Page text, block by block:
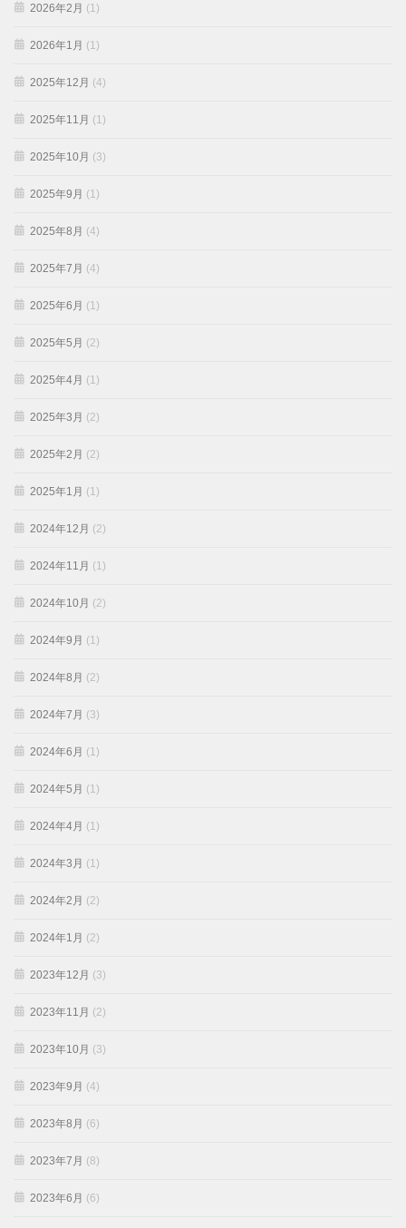
2026年2月 (1)
2026年1月 (1)
2025年12月 (4)
2025年11月 (1)
2025年10月 (3)
2025年9月 (1)
2025年8月 (4)
2025年7月 (4)
2025年6月 (1)
2025年5月 (2)
2025年4月 (1)
2025年3月 (2)
2025年2月 (2)
2025年1月 (1)
2024年12月 (2)
2024年11月 (1)
2024年10月 (2)
2024年9月 (1)
2024年8月 (2)
2024年7月 (3)
2024年6月 (1)
2024年5月 (1)
2024年4月 (1)
2024年3月 (1)
2024年2月 (2)
2024年1月 (2)
2023年12月 (3)
2023年11月 (2)
2023年10月 (3)
2023年9月 (4)
2023年8月 (6)
2023年7月 (8)
2023年6月 (6)